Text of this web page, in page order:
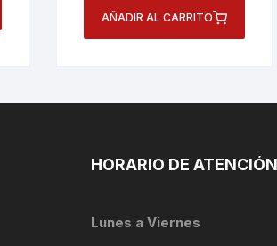
AÑADIR AL CARRITO
HORARIO DE ATENCIÓN
Lunes a Viernes